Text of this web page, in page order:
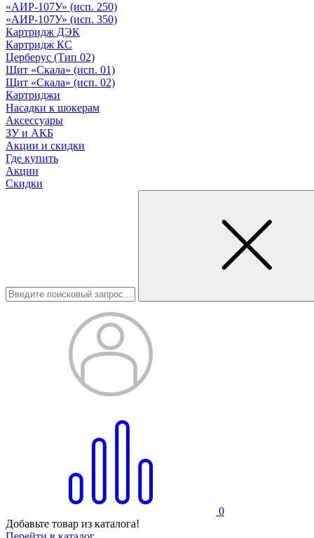
«АИР-107У» (исп. 250)
«АИР-107У» (исп. 350)
Картридж ДЭК
Картридж КС
Церберус (Тип 02)
Щит «Скала» (исп. 01)
Щит «Скала» (исп. 02)
Картриджи
Насадки к шокерам
Аксессуары
ЗУ и АКБ
Акции и скидки
Где купить
Акции
Скидки
0
Добавьте товар из каталога!